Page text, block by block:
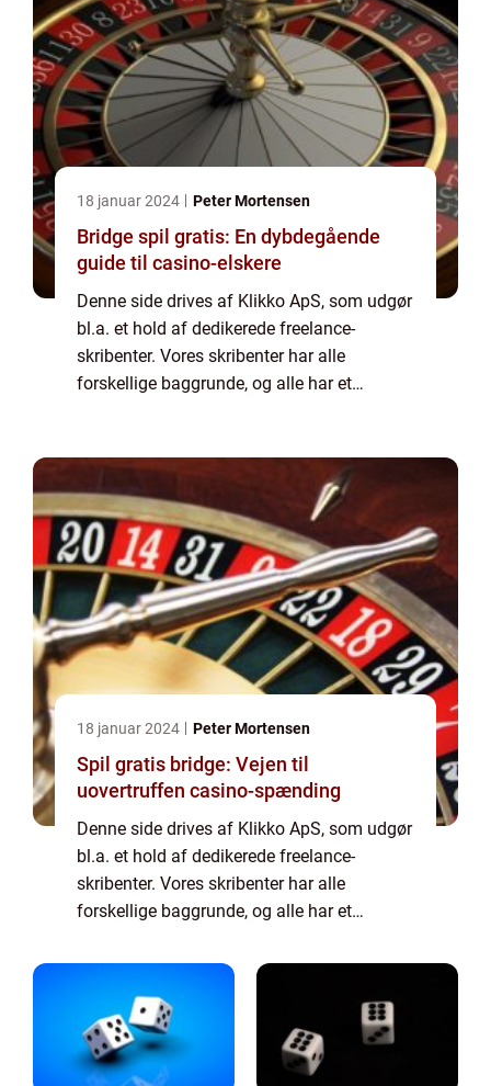
18 januar 2024 Peter Mortensen
Bridge spil gratis: En dybdegående
guide til casino-elskere
Denne side drives af Klikko ApS, som udgør
bl.a. et hold af dedikerede freelance-
skribenter. Vores skribenter har alle
forskellige baggrunde, og alle har et
bl...
18 januar 2024 Peter Mortensen
Spil gratis bridge: Vejen til
uovertruffen casino-spænding
Denne side drives af Klikko ApS, som udgør
bl.a. et hold af dedikerede freelance-
skribenter. Vores skribenter har alle
forskellige baggrunde, og alle har et
bruger på at skrive aktuelle indlæg til denne